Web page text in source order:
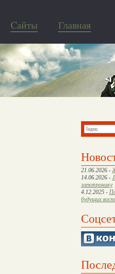
Cайты Главная
21.06.2026 -
14.06.2026 -
электронику
4.12.2025 -
будущих